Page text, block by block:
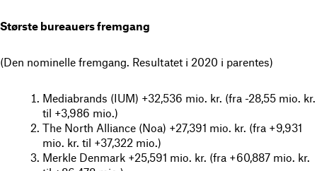
Største bureauers fremgang
(Den nominelle fremgang. Resultatet i 2020 i parentes)
Mediabrands (IUM) +32,536 mio. kr. (fra -28,55 mio. kr.
til +3,986 mio.)
The North Alliance (Noa) +27,391 mio. kr. (fra +9,931
mio. kr. til +37,322 mio.)
Merkle Denmark +25,591 mio. kr. (fra +60,887 mio. kr.